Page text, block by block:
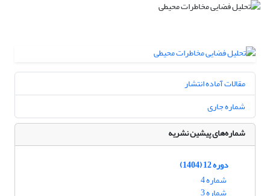
مقالات آماده انتشار
شماره جاری
شماره‌های پیشین نشریه
دوره 12 (1404)
شماره 4
شماره 3